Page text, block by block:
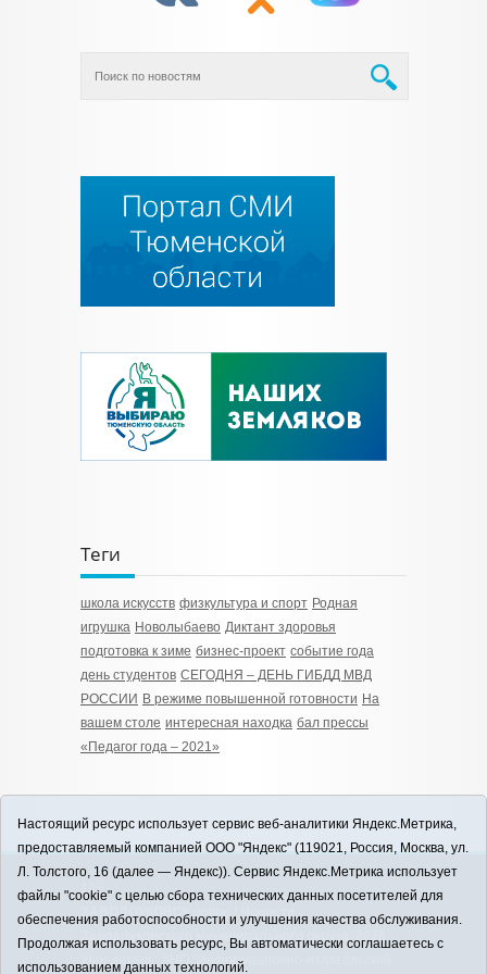
Теги
школа искусств физкультура и спорт Родная
игрушка Новолыбаево Диктант здоровья
подготовка к зиме бизнес-проект событие года
день студентов СЕГОДНЯ – ДЕНЬ ГИБДД МВД
РОССИИ В режиме повышенной готовности На
вашем столе интересная находка бал прессы
«Педагог года – 2021»
12+
ЗАВОДОУКОВСК online / Новости
Заводоуковского муниципального округа, 2026
Учредитель: АНО "Информационно-издательский
Настоящий ресурс использует сервис веб-аналитики Яндекс.Метрика,
предоставляемый компанией ООО "Яндекс" (119021, Россия, Москва, ул.
Л. Толстого, 16 (далее — Яндекс)). Сервис Яндекс.Метрика использует
файлы "cookie" с целью сбора технических данных посетителей для
обеспечения работоспособности и улучшения качества обслуживания.
Продолжая использовать ресурс, Вы автоматически соглашаетесь с
использованием данных технологий.